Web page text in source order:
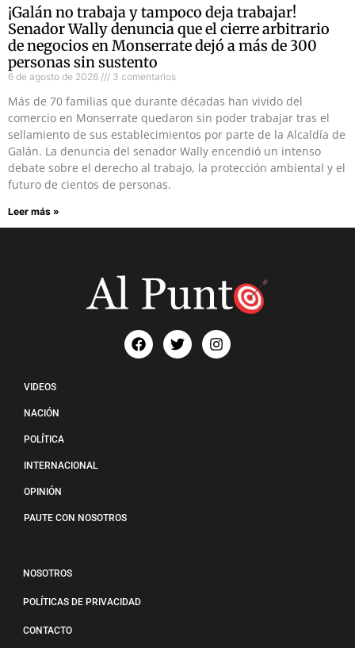
¡Galán no trabaja y tampoco deja trabajar!
Senador Wally denuncia que el cierre arbitrario
de negocios en Monserrate dejó a más de 300
personas sin sustento
6 de agosto de 2026 3 comentarios
Más de 70 familias que durante décadas han vivido del
comercio en Monserrate quedaron sin poder trabajar tras el
sellamiento de sus establecimientos por parte de la Alcaldía de
Galán. La denuncia del senador Wally encendió un intenso
debate sobre el derecho al trabajo, la protección ambiental y el
futuro de cientos de personas.
Leer más »
VIDEOS
NACIÓN
POLÍTICA
INTERNACIONAL
OPINIÓN
PAUTE CON NOSOTROS
NOSOTROS
POLÍTICAS DE PRIVACIDAD
CONTACTO